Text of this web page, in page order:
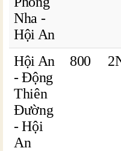
Nha -
Hội An
Hội An
- Động
Thiên
Đường
- Hội
An
800